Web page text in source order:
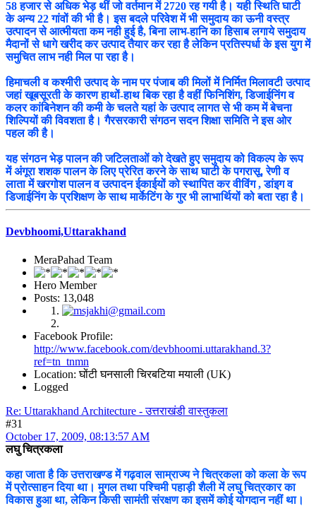
58 हजार से अधिक भेड़ थीं जो वर्तमान में 2720 रह गयी है। यही स्थिति घाटी
के अन्य 22 गांवों की भी है। इस बदले परिवेश में भी समुदाय का ऊनी वस्त्र
उत्पादन से आत्मीयता कम नही हुई है, बिना लाभ-हानि का हिसाब लगाये समुदाय
मैदानों से धागे खरीद कर उत्पाद तैयार कर रहा है लेकिन प्रतिस्पर्धा के इस युग में
समुचित लाभ नही मिल पा रहा है।
हिमाचली व कश्मीरी उत्पाद के नाम पर पंजाब की मिलों में निर्मित मिलावटी उत्पाद
जहां खूबसूरती के कारण हाथों-हाथ बिक रहा है वहीं फिनिशिंग, डिजाईनिंग व
कलर कांबिनेशन की कमी के चलते यहां के उत्पाद लागत से भी कम में बेचना
शिल्पियों की विवशता है। गैरसरकारी संगठन सदन शिक्षा समिति ने इस ओर
पहल की है।
यह संगठन भेड़ पालन की जटिलताओं को देखते हुए समुदाय को विकल्प के रूप
में अंगूरा शशक पालन के लिए प्रेरित करने के साथ घाटी के पगरासू, रेणी व
लाता में खरगोश पालन व उत्पादन ईकाईयों को स्थापित कर वीविंग , डांइग व
डिजाईनिंग के प्रशिक्षण के साथ मार्केटिंग के गुर भी लाभार्थियों को बता रहा है।
Devbhoomi,Uttarakhand
MeraPahad Team
Hero Member
Posts: 13,048
Facebook Profile:
http://www.facebook.com/devbhoomi.uttarakhand.3?
ref=tn_tnmn
Location: घोंटी घनसाली चिरबटिया मयाली (UK)
Logged
Re: Uttarakhand Architecture - उत्तराखंडी वास्तुकला
#31
October 17, 2009, 08:13:57 AM
लघु चित्रकला
कहा जाता है कि उत्तराखण्ड में गढ़वाल साम्राज्य ने चित्रकला को कला के रूप
में प्रोत्साहन दिया था। मुगल तथा पश्चिमी पहाड़ी शैली में लघु चित्रकार का
विकास हुआ था, लेकिन किसी सामंती संरक्षण का इसमें कोई योगदान नहीं था।